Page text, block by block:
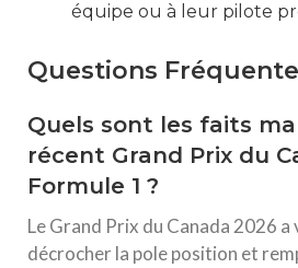
équipe ou à leur pilote
Questions
Quels sont les faits
récent Grand Prix du
Formule 1 ?
Le Grand Prix du Canada 2026 a
décrocher la pole position et